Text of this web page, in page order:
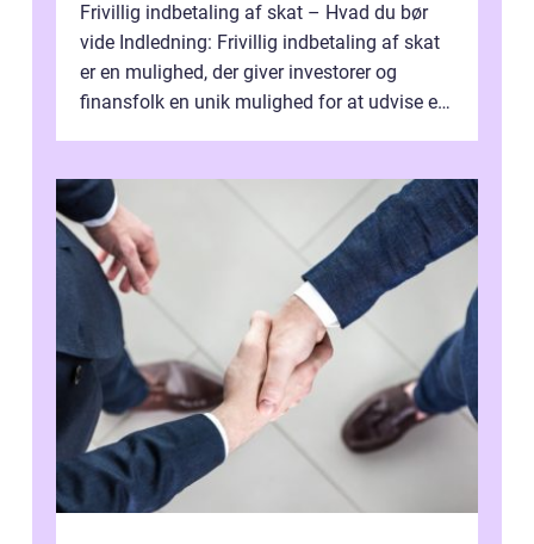
Frivillig indbetaling af skat – Hvad du bør
vide Indledning: Frivillig indbetaling af skat
er en mulighed, der giver investorer og
finansfolk en unik mulighed for at udvise et